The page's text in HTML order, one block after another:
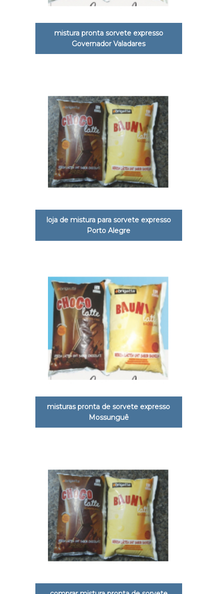
mistura pronta sorvete expresso
Governador Valadares
loja de mistura para sorvete expresso
Porto Alegre
misturas pronta de sorvete expresso
Mossunguê